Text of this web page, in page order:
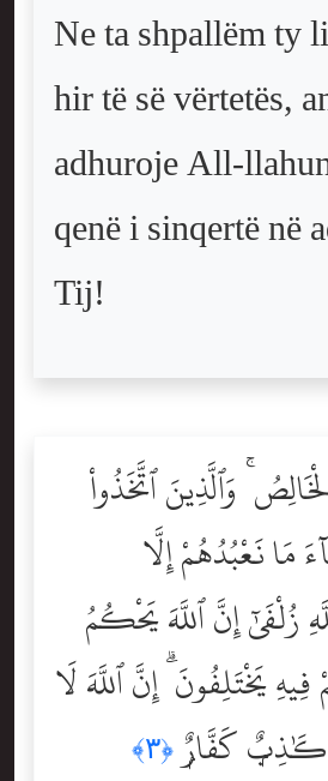
Ne ta shpallëm ty
hir të së vërtetës,
adhuroje All-
qenë i sinqertë në
Tij!
وَٱلَّذِينَ ٱتَّخَذُواْ
مَا نَعْبُدُهُمْ إِلَّا
زُلْفَىٰٓ إِنَّ ٱللَّهَ يَحْكُمُ
يَخْتَلِفُونَ ۗ إِنَّ ٱللَّهَ لَا
كَفَّارٌۭ ﴿٣﴾